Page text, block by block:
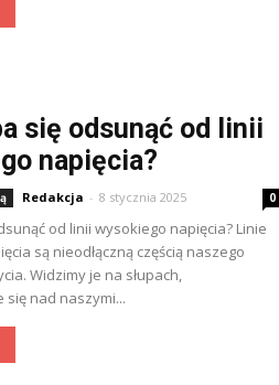
się odsunąć od linii
napięcia?
Redakcja - 8 stycznia 2025 0
od linii wysokiego napięcia? Linie
są nieodłączną częścią naszego
Widzimy je na słupach,
się nad naszymi...